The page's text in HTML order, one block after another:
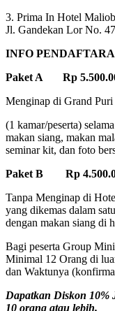
3. Prima In Hotel
Jl. Gandekan Lor No.
INFO
Paket A Rp
Menginap di Grand
(1 kamar/peserta)
makan siang, makan
seminar kit, dan foto
Paket B Rp
Tanpa Menginap di
yang dikemas dalam
dengan makan siang di
Bagi peserta Group
Minimal 12 Orang di
dan Waktunya
Dapatkan Diskon
10 orang atau lebih.